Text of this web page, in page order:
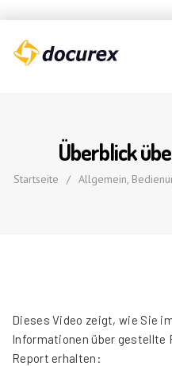
Überblick
Startseite / Allgemein,
Dieses Video zeigt, wie Sie
Informationen über gestellte
Report erhalten: